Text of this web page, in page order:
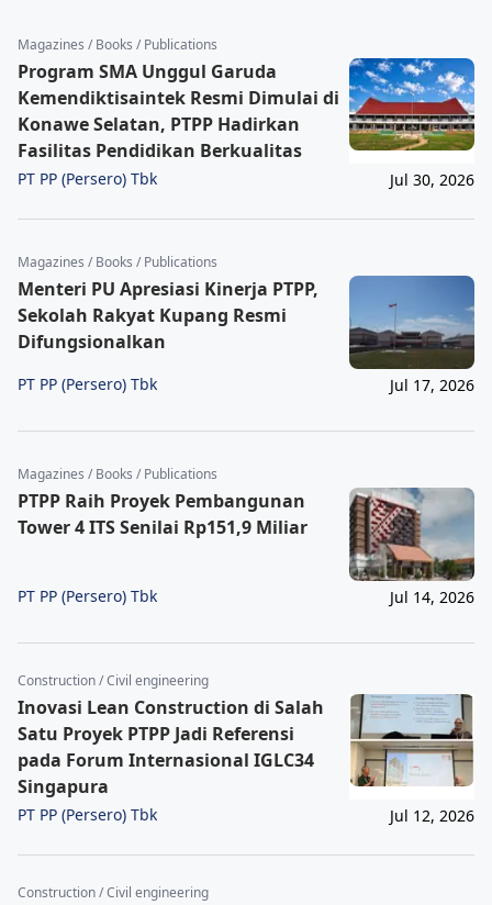
Magazines / Books / Publications
Program SMA Unggul Garuda
Kemendiktisaintek Resmi Dimulai di
Konawe Selatan, PTPP Hadirkan
Fasilitas Pendidikan Berkualitas
PT PP (Persero) Tbk Jul 30, 2026
Magazines / Books / Publications
Menteri PU Apresiasi Kinerja PTPP,
Sekolah Rakyat Kupang Resmi
Difungsionalkan
PT PP (Persero) Tbk Jul 17, 2026
Magazines / Books / Publications
PTPP Raih Proyek Pembangunan
Tower 4 ITS Senilai Rp151,9 Miliar
PT PP (Persero) Tbk Jul 14, 2026
Construction / Civil engineering
Inovasi Lean Construction di Salah
Satu Proyek PTPP Jadi Referensi
pada Forum Internasional IGLC34
Singapura
PT PP (Persero) Tbk Jul 12, 2026
Construction / Civil engineering